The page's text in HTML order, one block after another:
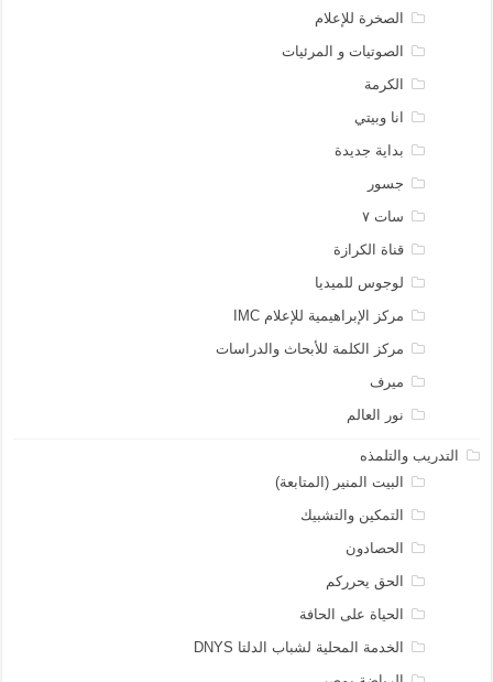
الصخرة للإعلام
الصوتيات و المرئيات
الكرمة
انا وبيتي
بداية جديدة
جسور
سات ٧
قناة الكرازة
لوجوس للميديا
مركز الإبراهيمية للإعلام IMC
مركز الكلمة للأبحاث والدراسات
ميرف
نور العالم
التدريب والتلمذه
البيت المنير (المتابعة)
التمكين والتشبيك
الحصادون
الحق يحرركم
الحياة على الحافة
الخدمة المحلية لشباب الدلتا DNYS